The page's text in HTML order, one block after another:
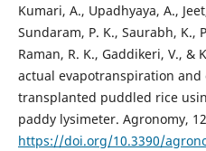
Kumari, A., Upadhyaya, A.,
Sundaram, P. K., Saurabh, K.,
Raman, R. K., Gaddikeri, V.,
actual evapotranspiration
transplanted puddled rice
paddy lysimeter. Agronomy,
https://doi.org/10.3390/